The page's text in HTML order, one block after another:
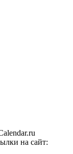
на сайт: